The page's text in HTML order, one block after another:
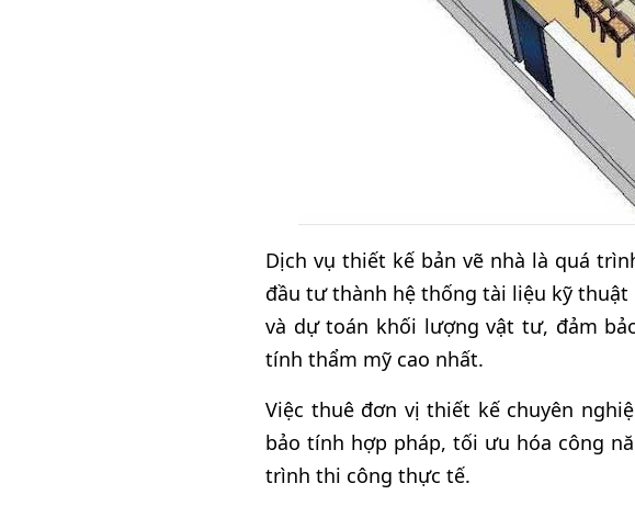
Dịch vụ thiết kế bản vẽ nhà là quá
đầu tư thành hệ thống tài liệu kỹ thuật
và dự toán khối lượng vật tư, đảm
tính thẩm mỹ cao nhất.
Việc thuê đơn vị thiết kế chuyên
bảo tính hợp pháp, tối ưu hóa công
trình thi công thực tế.